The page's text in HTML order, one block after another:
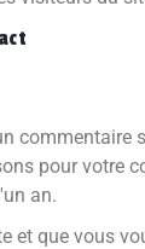
commentaire
pour votre
an.
et que vous